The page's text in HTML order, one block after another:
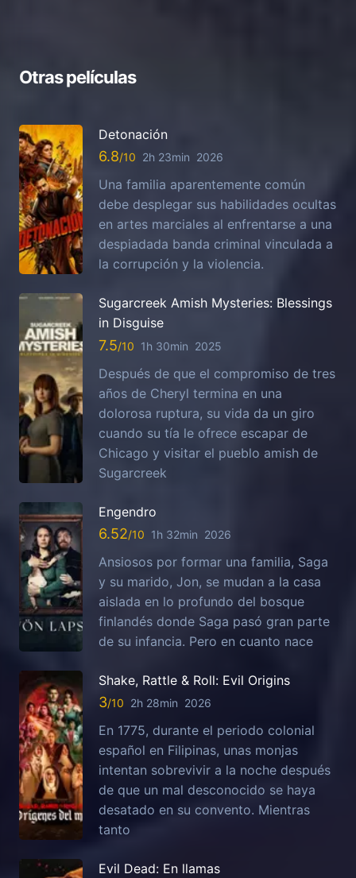
Otras películas
Detonación
6.8 2h 23min 2026
Una familia aparentemente común
debe desplegar sus habilidades ocultas
en artes marciales al enfrentarse a una
despiadada banda criminal vinculada a
la corrupción y la violencia.
Sugarcreek Amish Mysteries: Blessings
in Disguise
7.5 1h 30min 2025
Después de que el compromiso de tres
años de Cheryl termina en una
dolorosa ruptura, su vida da un giro
cuando su tía le ofrece escapar de
Chicago y visitar el pueblo amish de
Sugarcreek
Engendro
6.52 1h 32min 2026
Ansiosos por formar una familia, Saga
y su marido, Jon, se mudan a la casa
aislada en lo profundo del bosque
finlandés donde Saga pasó gran parte
de su infancia. Pero en cuanto nace
Shake, Rattle & Roll: Evil Origins
3 2h 28min 2026
En 1775, durante el periodo colonial
español en Filipinas, unas monjas
intentan sobrevivir a la noche después
de que un mal desconocido se haya
desatado en su convento. Mientras
tanto
Evil Dead: En llamas